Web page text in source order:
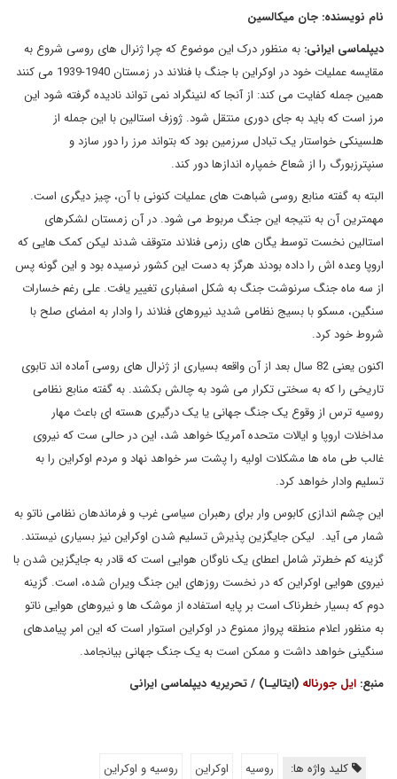
نام نویسنده: جان میکالسین
دیپلماسی ایرانی: به منظور درک این موضوع که چرا ژنرال های روسی شروع به
مقایسه عملیات خود در اوکراین با جنگ با فنلاند در زمستان 1940-1939 می کنند
همین جمله کفایت می کند: از آنجا که لنینگراد نمی تواند نادیده گرفته شود این
مرز است که باید به جای دوری منتقل شود. ژوزف استالین با این جمله از
هلسینکی خواستار یک تبادل سرزمین بود که بتواند مرز را دور سازد و
سنپترزبورگ را از شعاع خمپاره اندازها دور کند.
البته به گفته منابع روسی شباهت های عملیات کنونی با آن، چیز دیگری است.
مهمترین آن به نتیجه این جنگ مربوط می شود. در آن زمستان لشکرهای
استالین نخست توسط یگان های رزمی فنلاند متوقف شدند لیکن کمک هایی که
اروپا وعده اش را داده بودند هرگز به دست این کشور نرسیده بود و این گونه پس
از سه ماه جنگ سرنوشت جنگ به شکل اسفباری تغییر یافت. علی رغم خسارات
سنگین، مسکو با بسیج نظامی شدید نیروهای فنلاند را وادار به امضای صلح با
شروط خود کرد.
اکنون یعنی 82 سال بعد از آن واقعه بسیاری از ژنرال های روسی آماده اند تابوی
تاریخی را که به سختی تکرار می شود به چالش بکشند. به گفته منابع نظامی
روسیه ترس از وقوع یک جنگ جهانی یا یک درگیری هسته ای باعث مهار
مداخلات اروپا و ایالات متحده آمریکا خواهد شد، این در حالی ست که نیروی
غالب طی ماه ها مشکلات اولیه را پشت سر خواهد نهاد و مردم اوکراین را به
تسلیم وادار خواهد کرد.
این چشم اندازی کابوس وار برای رهبران سیاسی غرب و فرماندهان نظامی ناتو به
شمار می آید. لیکن جایگزین پذیرش تسلیم شدن اوکراین نیز بسیاری نیستند.
گزینه کم خطرتر شامل اعطای یک ناوگان هوایی است که قادر به جایگزین شدن با
نیروی هوایی اوکراین که در نخست روزهای این جنگ ویران شده، است. گزینه
دوم که بسیار خطرناک است بر پایه استفاده از موشک ها و نیروهای هوایی ناتو
به منظور اعلام منطقه پرواز ممنوع در اوکراین استوار است که این امر پیامدهای
سنگینی خواهد داشت و ممکن است به یک جنگ جهانی بیانجامد.
منبع: ایل جورناله (ایتالیـا) / تحریریه دیپلماسی ایرانی
کلید واژه ها: روسیه اوکراین
روسیه و اوکراین